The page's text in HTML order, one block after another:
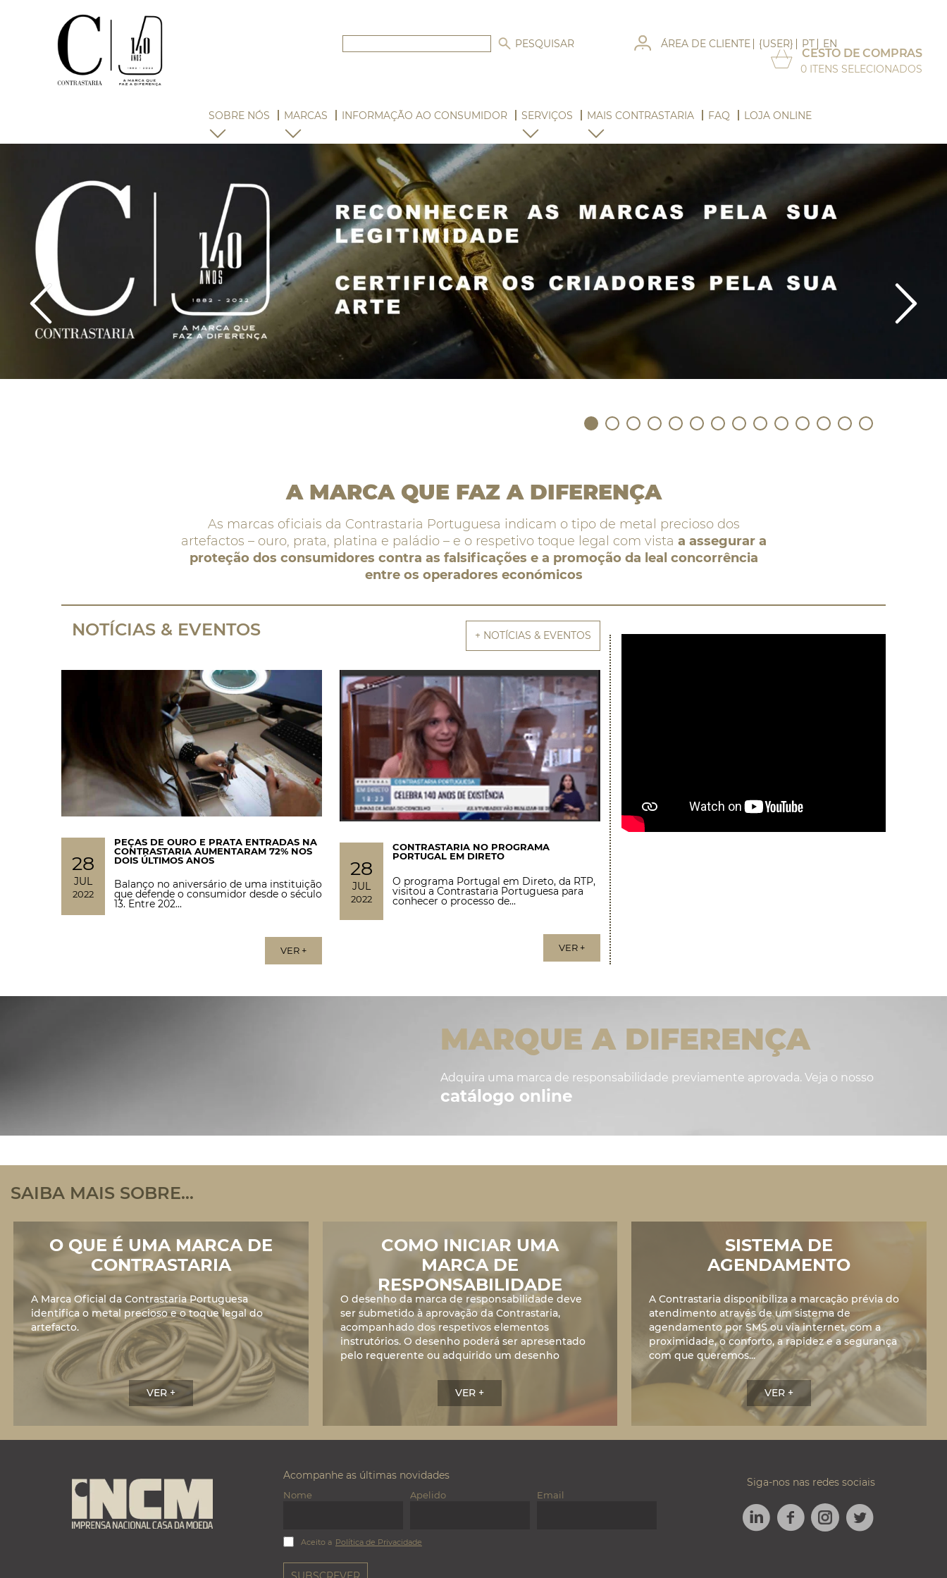
ÁREA DE CLIENTE {USER} PT EN
CESTO DE COMPRAS
0ITENS SELECIONADOS
SOBRE NÓS MARCAS INFORMAÇÃO AO CONSUMIDOR SERVIÇOS MAIS CONTRASTARIA FAQ LOJA ONLINE
A MARCA QUE FAZ A DIFERENÇA
As marcas oficiais da Contrastaria Portuguesa indicam o tipo de metal precioso dos
artefactos – ouro, prata, platina e paládio – e o respetivo toque legal com vista a assegurar a
proteção dos consumidores contra as falsificações e a promoção da leal concorrência
entre os operadores económicos
NOTÍCIAS & EVENTOS
28
JUL
2022
PEÇAS DE OURO E PRATA ENTRADAS NA
CONTRASTARIA AUMENTARAM 72% NOS
DOIS ÚLTIMOS ANOS
Balanço no aniversário de uma instituição
que defende o consumidor desde o século
13. Entre 202...
VER +
28
JUL
2022
CONTRASTARIA NO PROGRAMA
PORTUGAL EM DIRETO
O programa Portugal em Direto, da RTP,
visitou a Contrastaria Portuguesa para
conhecer o processo de...
VER +
+ NOTÍCIAS & EVENTOS
MARQUE A DIFERENÇA
Adquira uma marca de responsabilidade previamente aprovada. Veja o nosso
catálogo online
SAIBA MAIS SOBRE…
O QUE É UMA MARCA DE
CONTRASTARIA
A Marca Oficial da Contrastaria Portuguesa
identifica o metal precioso e o toque legal do
artefacto.
VER +
COMO INICIAR UMA
MARCA DE
RESPONSABILIDADE
O desenho da marca de responsabilidade deve
ser submetido à aprovação da Contrastaria,
acompanhado dos respetivos elementos
instrutórios. O desenho poderá ser apresentado
pelo requerente ou adquirido um desenho
VER +
SISTEMA DE
AGENDAMENTO
A Contrastaria disponibiliza a marcação prévia do
atendimento através de um sistema de
agendamento por SMS ou via internet, com a
proximidade, o conforto, a rapidez e a segurança
com que queremos...
VER +
Acompanhe as últimas novidades
Nome Apelido Email
Aceito a Política de Privacidade
Siga-nos nas redes sociais
LINKEDINFACEBOOK
INSTAGRAM